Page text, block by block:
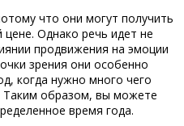
что они могут получить
Однако речь идет не
продвижения на эмоции
зрения они особенно
когда нужно много чего
Таким образом, вы можете
время года.